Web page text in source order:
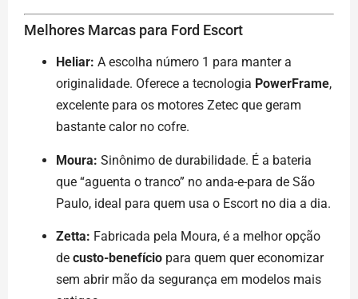
Melhores Marcas para Ford Escort
Heliar: A escolha número 1 para manter a
originalidade. Oferece a tecnologia PowerFrame,
excelente para os motores Zetec que geram
bastante calor no cofre.
Moura: Sinônimo de durabilidade. É a bateria
que “aguenta o tranco” no anda-e-para de São
Paulo, ideal para quem usa o Escort no dia a dia.
Zetta: Fabricada pela Moura, é a melhor opção
de custo-benefício para quem quer economizar
sem abrir mão da segurança em modelos mais